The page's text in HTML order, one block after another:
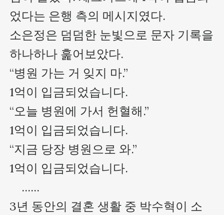
었다는 은행 측의 메시지였다.
소은정은 덤덤한 눈빛으로 문자 기록을
하나하나 훑어보았다.
“병원 가는 거 잊지 마.”
1억이 입금되었습니다.
“오늘 병원에 가서 헌혈해.”
1억이 입금되었습니다.
“지금 당장 병원으로 와.”
1억이 입금되었습니다.
3년 동안의 결혼 생활 중 박수혁이 소